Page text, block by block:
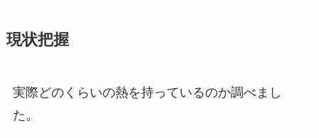
現状把握
実際どのくらいの熱を持っているのか調べまし
た。